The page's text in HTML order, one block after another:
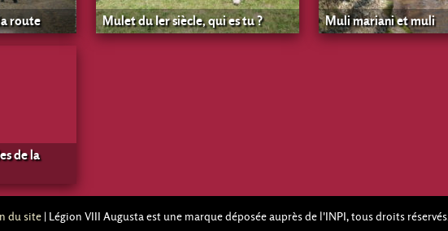
route Mulet du Ier siècle, qui es tu ? Muli mariani et muli
de la
du site| Légion VIII Augusta est une marque déposée auprès de l'INPI, tous droits